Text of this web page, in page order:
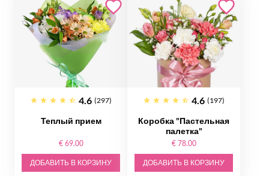
4.6 (297)
Теплый прием
€ 69.00
ДОБАВИТЬ В КОРЗИНУ
4.6 (197)
Коробка "Пастельная
палетка"
€ 78.00
ДОБАВИТЬ В КОРЗИНУ